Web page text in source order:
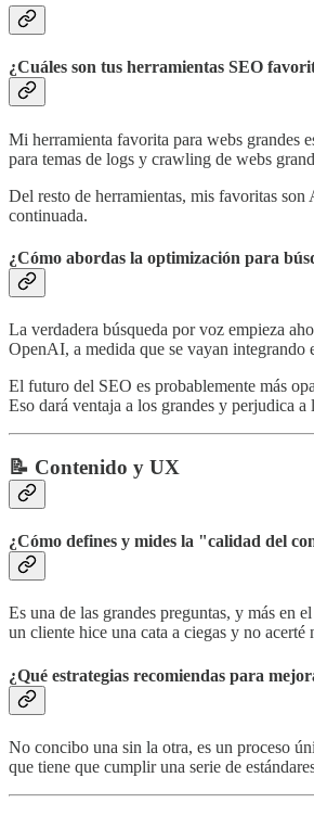
¿Cuáles son tus herramientas SEO
Mi herramienta favorita para webs grandes
para temas de logs y crawling de webs
Del resto de herramientas, mis favoritas
continuada.
¿Cómo abordas la optimización para
La verdadera búsqueda por voz empieza
OpenAI, a medida que se vayan
El futuro del SEO es probablemente más
Eso dará ventaja a los grandes y perjudica a
📝 Contenido y UX
¿Cómo defines y mides la "calidad del
Es una de las grandes preguntas, y más
un cliente hice una cata a ciegas y no
¿Qué estrategias recomiendas para
No concibo una sin la otra, es un proceso
que tiene que cumplir una serie de